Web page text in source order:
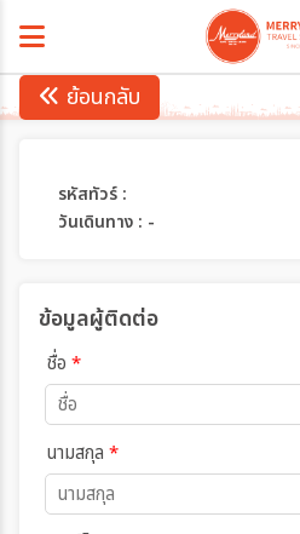
ย้อนกลับ
รหัสทัวร์ :
วันเดินทาง : -
ข้อมูลผู้ติดต่อ
ชื่อ *
นามสกุล *